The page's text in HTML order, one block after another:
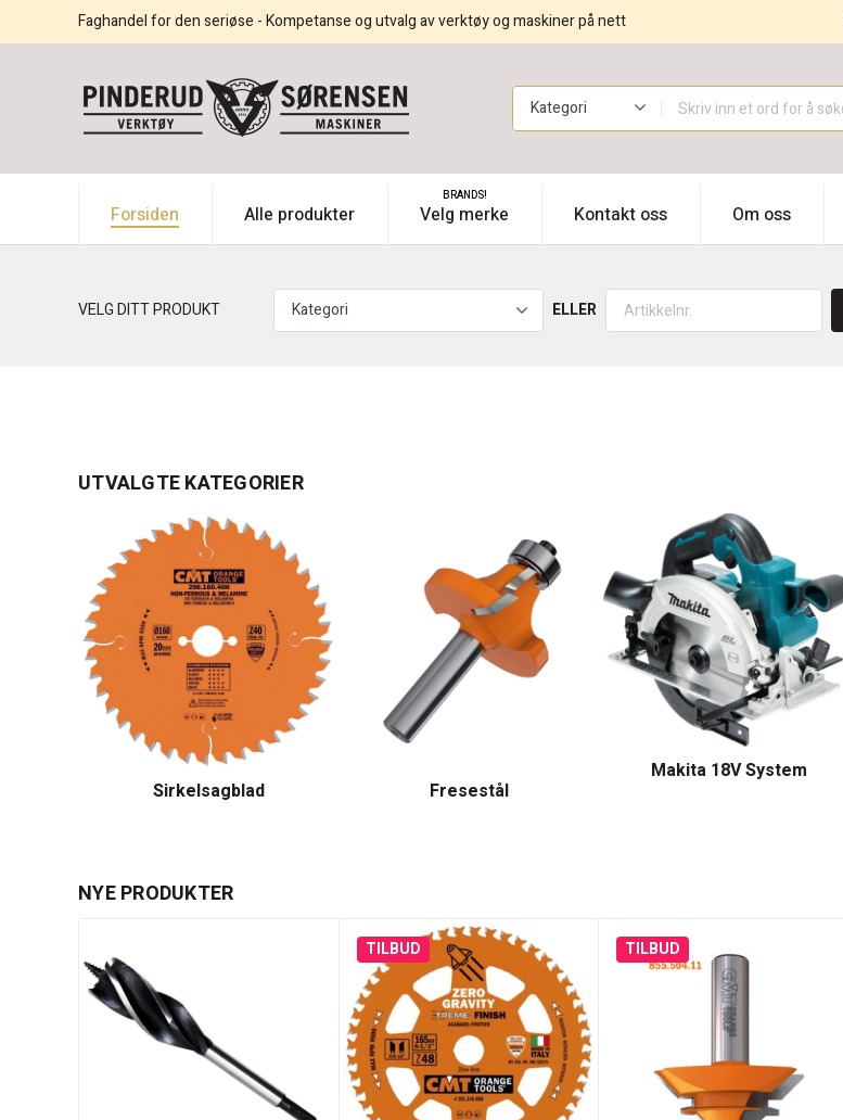
Faghandel for den seriøse - Kompetanse og utvalg av verktøy og maskiner på nett
Forsiden Alle produkter Velg merke
BRANDS!
Kontakt oss Om oss
VELG DITT PRODUKT ELLER
UTVALGTE KATEGORIER
Sirkelsagblad Fresestål
Makita 18V System
NYE PRODUKTER
TILBUD TILBUD